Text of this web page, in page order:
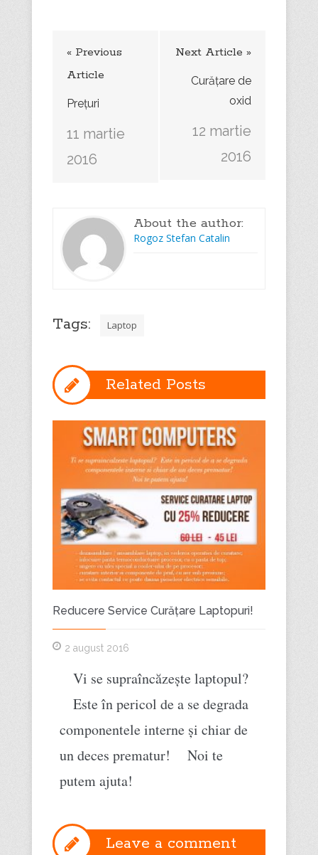
« Previous
Article
Prețuri
11 martie
2016
Next Article »
Curățare de
oxid
12 martie
2016
About the author:
Rogoz Stefan Catalin
Tags: Laptop
Related Posts
Reducere Service Curățare Laptopuri!
2 august 2016
Vi se supraîncăzește laptopul?
Este în pericol de a se degrada
componentele interne și chiar de
un deces prematur! Noi te
putem ajuta!
Leave a comment